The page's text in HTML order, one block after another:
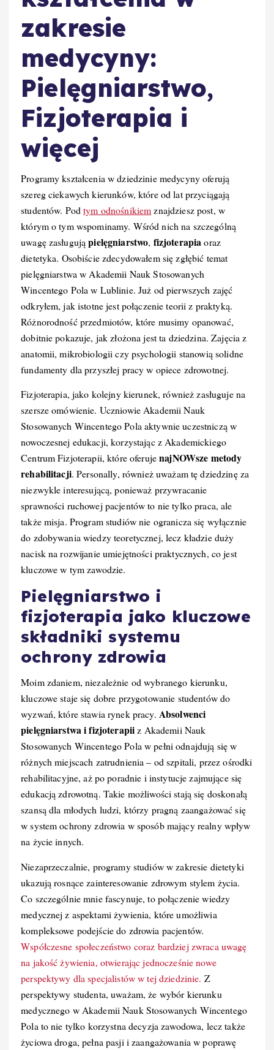
zakresie
medycyny:
Pielęgniarstwo,
Fizjoterapia i
więcej
Programy kształcenia w dziedzinie medycyny oferują
szereg ciekawych kierunków, które od lat przyciągają
studentów. Podtym odnośnikiemznajdziesz post, w
którym o tym wspominamy. Wśród nich na szczególną
uwagę zasługująpielęgniarstwo, fizjoterapiaoraz
dietetyka. Osobiście zdecydowałem się zgłębić temat
pielęgniarstwa w Akademii Nauk Stosowanych
Wincentego Pola w Lublinie. Już od pierwszych zajęć
odkryłem, jak istotne jest połączenie teorii z praktyką.
Różnorodność przedmiotów, które musimy opanować,
dobitnie pokazuje, jak złożona jest ta dziedzina. Zajęcia z
anatomii, mikrobiologii czy psychologii stanowią solidne
fundamenty dla przyszłej pracy w opiece zdrowotnej.
Fizjoterapia, jako kolejny kierunek, również zasługuje na
szersze omówienie. Uczniowie Akademii Nauk
Stosowanych Wincentego Pola aktywnie uczestniczą w
nowoczesnej edukacji, korzystając z Akademickiego
Centrum Fizjoterapii, które oferujenajNOWsze metody
rehabilitacji. Personally, również uważam tę dziedzinę za
niezwykle interesującą, ponieważ przywracanie
sprawności ruchowej pacjentów to nie tylko praca, ale
także misja. Program studiów nie ogranicza się wyłącznie
do zdobywania wiedzy teoretycznej, lecz kładzie duży
nacisk na rozwijanie umiejętności praktycznych, co jest
kluczowe w tym zawodzie.
Pielęgniarstwo i
fizjoterapia jako kluczowe
składniki systemu
ochrony zdrowia
Moim zdaniem, niezależnie od wybranego kierunku,
kluczowe staje się dobre przygotowanie studentów do
wyzwań, które stawia rynek pracy. Absolwenci
pielęgniarstwa i fizjoterapiiz Akademii Nauk
Stosowanych Wincentego Pola w pełni odnajdują się w
różnych miejscach zatrudnienia – od szpitali, przez ośrodki
rehabilitacyjne, aż po poradnie i instytucje zajmujące się
edukacją zdrowotną. Takie możliwości stają się doskonałą
szansą dla młodych ludzi, którzy pragną zaangażować się
w system ochrony zdrowia w sposób mający realny wpływ
na życie innych.
Niezaprzeczalnie, programy studiów w zakresie dietetyki
ukazują rosnące zainteresowanie zdrowym stylem życia.
Co szczególnie mnie fascynuje, to połączenie wiedzy
medycznej z aspektami żywienia, które umożliwia
kompleksowe podejście do zdrowia pacjentów.
Współczesne społeczeństwo coraz bardziej zwraca uwagę
na jakość żywienia, otwierając jednocześnie nowe
perspektywy dla specjalistów w tej dziedzinie. Z
perspektywy studenta, uważam, że wybór kierunku
medycznego w Akademii Nauk Stosowanych Wincentego
Pola to nie tylko korzystna decyzja zawodowa, lecz także
życiowa droga, pełna pasji i zaangażowania w poprawę